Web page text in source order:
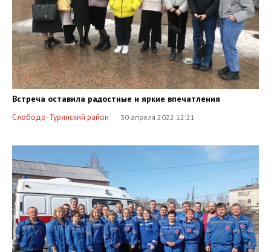
Встреча оставила радостные и яркие впечатления
Слободо-Туринский район 30 апреля 2022 12:21